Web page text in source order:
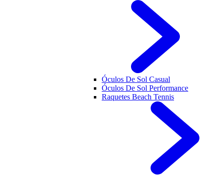
Óculos De Sol Casual
Óculos De Sol Performance
Raquetes Beach Tennis